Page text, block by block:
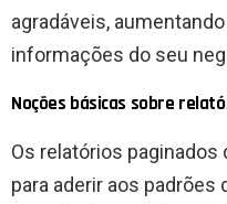
agradáveis,
informações do seu
Noções básicas sobre
Os relatórios paginados
para aderir aos